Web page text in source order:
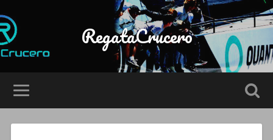
RegataCrucero